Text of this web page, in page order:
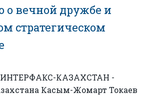
о вечной дружбе и
стратегическом
ИНТЕРФАКС-КАЗАХСТАН -
Касым-Жомарт Токаев